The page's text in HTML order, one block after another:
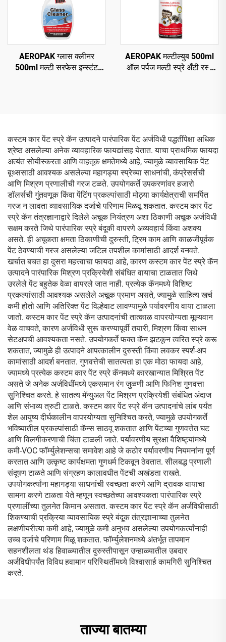
AEROPAK ग्लास क्लीनर
500ml मल्टी सरफेस इन्स्टंट
AEROPAK मल्टील्युब 500ml
ऑल पर्पज मल्टी स्प्रे अँटी रस्ट
कस्टम कार पेंट स्प्रे कॅन उत्पादने पारंपारिक पेंट अर्जविधी पद्धतींपेक्षा अधिक
श्रेष्ठ असलेल्या अनेक व्यावहारिक फायद्यांसह येतात. याचा प्राथमिक फायदा
अत्यंत सोयीस्करता आणि वाहतूक क्षमतेमध्ये आहे, ज्यामुळे व्यावसायिक पेंट
बूथ्ससाठी आवश्यक असलेल्या महागड्या स्प्रेच्या साधनांची, कंप्रेसर्सची
आणि मिश्रण प्रणालीची गरज टळते. उपयोगकर्ते उपकरणांवर हजारो
डॉलर्सची गुंतवणूक किंवा पेंटिंग प्रकल्पांसाठी मोठ्या कार्यक्षेत्राची समर्पित
गरज न लावता व्यावसायिक दर्जाचे परिणाम मिळवू शकतात. कस्टम कार पेंट
स्प्रे कॅन तंत्रज्ञानाद्वारे दिलेले अचूक नियंत्रण अशा ठिकाणी अचूक अर्जविधी
सक्षम करते जिथे पारंपारिक स्प्रे बंदूकी वापरणे अव्यवहार्य किंवा अशक्य
असते. ही अचूकता क्षमता ठिकाणीची दुरुस्ती, ट्रिम काम आणि काळजीपूर्वक
पेंट ठेवण्याची गरज असलेल्या जटिल तपशील कामांसाठी आदर्श बनवते.
खर्चात बचत हा दुसरा महत्त्वाचा फायदा आहे, कारण कस्टम कार पेंट स्प्रे कॅन
उत्पादने पारंपारिक मिश्रण प्रक्रियेशी संबंधित वायाचा टाळतात जिथे
उरलेले पेंट बहुतेक वेळा वापरले जात नाही. प्रत्येक कॅनमध्ये विशिष्ट
प्रकल्पांसाठी आवश्यक असलेले अचूक प्रमाण असते, ज्यामुळे साहित्य खर्च
कमी होतो आणि अतिरिक्त पेंट विल्हेवाट लावण्यामुळे पर्यावरणीय वाया टाळला
जातो. कस्टम कार पेंट स्प्रे कॅन उत्पादनांची तात्काळ वापरयोग्यता मूल्यवान
वेळ वाचवते, कारण अर्जविधी सुरू करण्यापूर्वी तयारी, मिश्रण किंवा साधन
सेटअपची आवश्यकता नसते. उपयोगकर्ते फक्त कॅन झटकून त्वरित स्प्रे करू
शकतात, ज्यामुळे ही उत्पादने आपत्कालीन दुरुस्ती किंवा लवकर स्पर्श-अप
कामांसाठी आदर्श बनतात. गुणवत्तेची सातत्यता हा एक मोठा फायदा आहे,
ज्यामध्ये प्रत्येक कस्टम कार पेंट स्प्रे कॅनमध्ये कारखान्यात मिश्रित पेंट
असते जे अनेक अर्जविधींमध्ये एकसमान रंग जुळणी आणि फिनिश गुणवत्ता
सुनिश्चित करते. हे सातत्य मॅन्युअल पेंट मिश्रण प्रक्रियेशी संबंधित अंदाज
आणि संभाव्य त्रुटी टाळते. कस्टम कार पेंट स्प्रे कॅन उत्पादनांचे लांब पर्यंत
शेल आयुष्य दीर्घकालीन वापरयोग्यता सुनिश्चित करते, ज्यामुळे उपयोगकर्ते
भविष्यातील प्रकल्पांसाठी कॅन्स साठवू शकतात आणि पेंटच्या गुणवत्तेत घट
आणि विलगीकरणाची चिंता टाळली जाते. पर्यावरणीय सुरक्षा वैशिष्ट्यांमध्ये
कमी-VOC फॉर्म्युलेशन्सचा समावेश आहे जे कठोर पर्यावरणीय नियमनांना पूर्ण
करतात आणि उत्कृष्ट कार्यक्षमता गुणधर्म टिकवून ठेवतात. सीलबद्ध प्रणाली
संदूषण टाळते आणि संग्रहण कालावधीत पेंटची अखंडता राखते.
उपयोगकर्त्यांना महागड्या साधनांची स्वच्छता करणे आणि द्रावक वायाचा
सामना करणे टाळता येते म्हणून स्वच्छतेच्या आवश्यकता पारंपारिक स्प्रे
प्रणालींच्या तुलनेत किमान असतात. कस्टम कार पेंट स्प्रे कॅन अर्जविधीसाठी
शिकण्याची प्रक्रिया व्यावसायिक स्प्रे बंदूक तंत्रज्ञानाच्या तुलनेत
लक्षणीयरीत्या कमी आहे, ज्यामुळे कमी अनुभव असलेल्या उपयोगकर्त्यांनाही
उच्च दर्जाचे परिणाम मिळू शकतात. फॉर्म्युलेशनमध्ये अंतर्भूत तापमान
सहनशीलता थंड हिवाळ्यातील दुरुस्तीपासून उन्हाळ्यातील उबदार
अर्जविधीपर्यंत विविध हवामान परिस्थितींमध्ये विश्वासार्ह कामगिरी सुनिश्चित
करते.
ताज्या बातम्या